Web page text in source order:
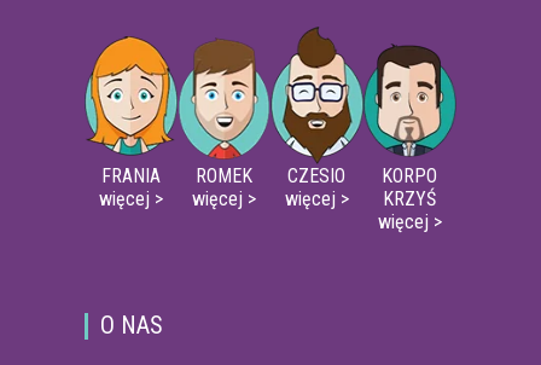
FRANIA
więcej >
ROMEK
więcej >
CZESIO
więcej >
KORPO
KRZYŚ
więcej >
O NAS